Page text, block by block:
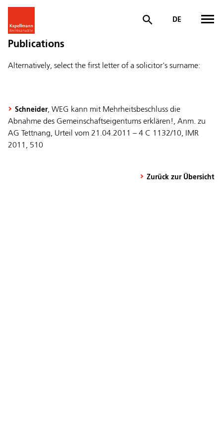
DE
Publications
Alternatively, select the first letter of a solicitor's surname:
Schneider, WEG kann mit Mehrheitsbeschluss die
Abnahme des Gemeinschaftseigentums erklären!, Anm. zu
AG Tettnang, Urteil vom 21.04.2011 – 4 C 1132/10, IMR
2011, 510
Zurück zur Übersicht